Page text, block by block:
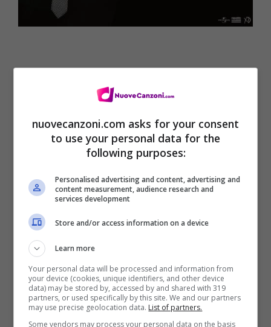
Traduzione Earned it – The Weeknd
Digital Download
Lo fai sembrare una magia
perché non vedo nessuno, nessuno tranne
te, te, te
nuovecanzoni.com asks for your consent
to use your personal data for the
following purposes:
Personalised advertising and content, advertising and
content measurement, audience research and
services development
Store and/or access information on a device
Learn more
Your personal data will be processed and information from
your device (cookies, unique identifiers, and other device
data) may be stored by, accessed by and shared with 319
partners, or used specifically by this site. We and our partners
may use precise geolocation data. List of partners.
Some vendors may process your personal data on the basis